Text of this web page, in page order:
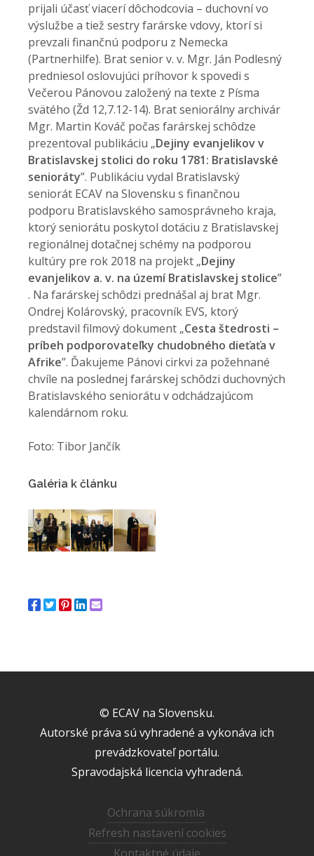
prijali účasť viacerí dôchodcovia – duchovní vo
výslužbe a tiež sestry farárske vdovy, ktorí si
prevzali finančnú podporu z Nemecka
(Partnerhilfe). Brat senior v. v. Mgr. Ján Podlesný
predniesol oslovujúci príhovor k spovedi s
Večerou Pánovou založený na texte z Písma
svätého (Žd 12,7.12-14). Brat seniorálny archivár
Mgr. Martin Kováč počas farárskej schôdze
prezentoval publikáciu „Dejiny evanjelikov v
Bratislavskej stolici do roku 1781: Bratislavské
senioráty”. Publikáciu vydal Bratislavský
seniorát ECAV na Slovensku s finančnou
podporu Bratislavského samosprávneho kraja,
ktorý seniorátu poskytol dotáciu z Bratislavskej
regionálnej dotačnej schémy na podporou
kultúry pre rok 2018 na projekt „Dejiny
evanjelikov a. v. na území Bratislavskej stolice”
. Na farárskej schôdzi prednášal aj brat Mgr.
Ondrej Kolárovský, pracovník EVS, ktorý
predstavil filmový dokument „Cesta štedrosti –
príbeh podporovateľky chudobného dieťaťa v
Afrike”. Ďakujeme Pánovi cirkvi za požehnané
chvíle na poslednej farárskej schôdzi duchovných
Bratislavského seniorátu v odchádzajúcom
kalendárnom roku.
Foto: Tibor Jančík
Galéria k článku
© ECAV na Slovensku.
Autorské práva sú vyhradené a vykonáva ich
prevádzkovateľ portálu.
Spravodajská licencia vyhradená.
Ochrana súkromia
Refresh nastavení cookies